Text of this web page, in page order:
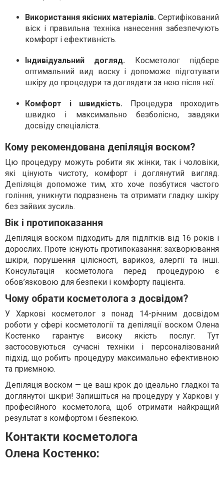
віск і правильна техніка нанесення забезпечують
комфорт і ефективність.
оптимальний вид воску і допоможе підготувати
шкіру до процедури та доглядати за нею після неї.
швидко і максимально безболісно, завдяки
досвіду спеціаліста.
Цю процедуру можуть робити як жінки, так і чоловіки,
які цінують чистоту, комфорт і доглянутий вигляд.
Депіляція допоможе тим, хто хоче позбутися частого
гоління, уникнути подразнень та отримати гладку шкіру
без зайвих зусиль.
Вік і протипоказання
Депіляція воском підходить для підлітків від 16 років і
дорослих. Проте існують протипоказання: захворювання
шкіри, порушення цілісності, варикоз, алергії та інші.
Консультація косметолога перед процедурою є
обов’язковою для безпеки і комфорту пацієнта.
Чому обрати косметолога з досвідом?
У Харкові косметолог з понад 14-річним досвідом
роботи у сфері косметології та депіляції воском Олена
Костенко гарантує високу якість послуг. Тут
застосовуються сучасні техніки і персоналізований
підхід, що робить процедуру максимально ефективною
та приємною.
Депіляція воском — це ваш крок до ідеально гладкої та
доглянутої шкіри! Запишіться на процедуру у Харкові у
професійного косметолога, щоб отримати найкращий
результат з комфортом і безпекою.
Контакти косметолога
Олена Костенко: